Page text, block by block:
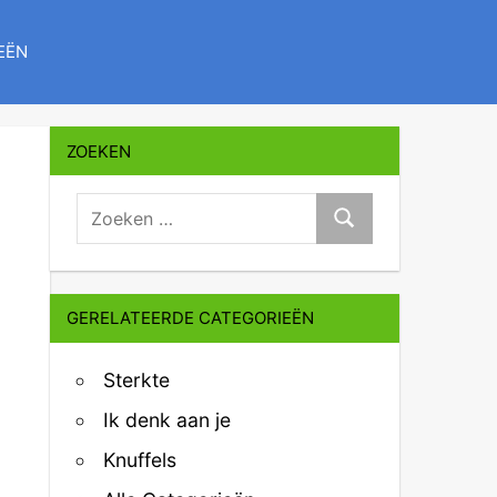
ZOEKEN
zoeken:
Zoeken
GERELATEERDE CATEGORIEËN
Sterkte
Ik denk aan je
Knuffels